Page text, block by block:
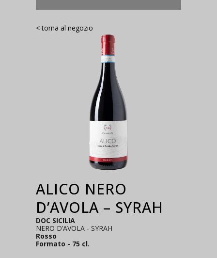
< torna al negozio
ALICO NERO
D’AVOLA – SYRAH
DOC SICILIA
NERO D’AVOLA - SYRAH
Rosso
Formato - 75 cl.